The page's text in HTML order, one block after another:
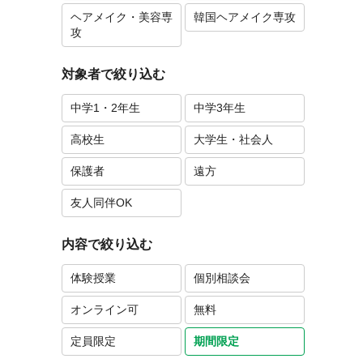
ヘアメイク・美容専
攻
韓国ヘアメイク専攻
対象者で絞り込む
中学1・2年生 中学3年生
高校生 大学生・社会人
保護者 遠方
友人同伴OK
内容で絞り込む
体験授業 個別相談会
オンライン可 無料
定員限定 期間限定